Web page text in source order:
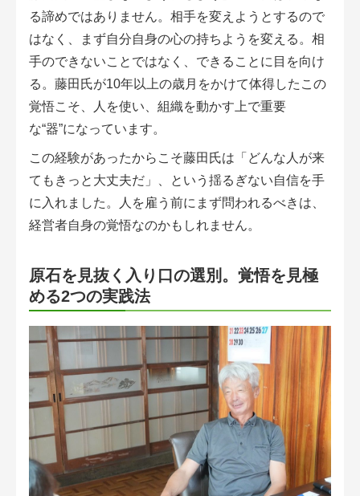
る諦めではありません。相手を変えようとするので
はなく、まず自分自身の心の持ちようを変える。相
手のできないことではなく、できることに目を向け
る。藤田氏が10年以上の歳月をかけて体得したこの
覚悟こそ、人を使い、組織を動かす上で重要
な“器”になっています。
この経験があったからこそ藤田氏は「どんな人が来
てもきっと大丈夫だ」、という揺るぎない自信を手
に入れました。人を雇う前にまず問われるべきは、
経営者自身の覚悟なのかもしれません。
原石を見抜く入り口の選別。覚悟を見極
める2つの実践法